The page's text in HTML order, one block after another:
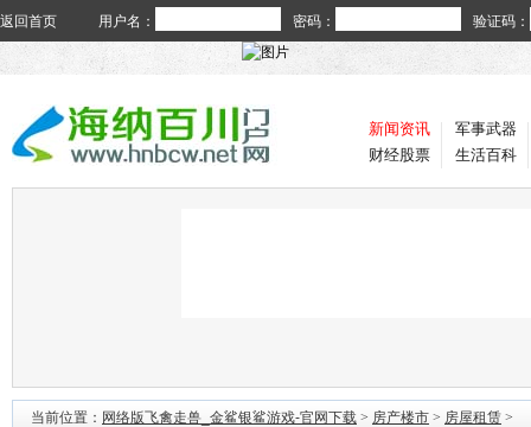
返回首页 用户名： 密码： 验证码：
新闻资讯
财经股票
军事武器
生活百科
当前位置： 网络版飞禽走兽_金鲨银鲨游戏-官网下载 > 房产楼市 > 房屋租赁 >